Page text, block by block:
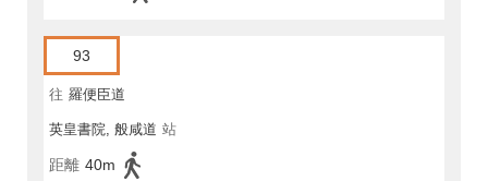
93
往 羅便臣道
英皇書院, 般咸道 站
距離 40m